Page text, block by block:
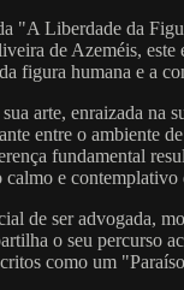
Liberdade da
de Azeméis,
figura humana e a
arte, enraizada na
entre o
fundamental
e contemplativo
de ser
o seu percurso
como um